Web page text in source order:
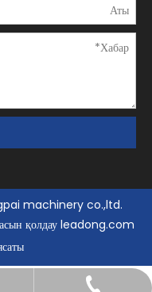
machinery co.,ltd.
қолдау leadong.com